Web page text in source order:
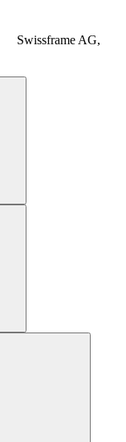
Swissframe AG,